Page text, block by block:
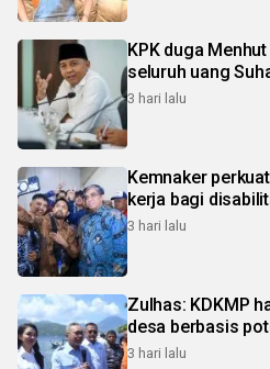
KPK duga
seluruh uang
3 hari lalu
Kemnaker
kerja bagi
3 hari lalu
Zulhas: KDKMP
desa berbasis
3 hari lalu